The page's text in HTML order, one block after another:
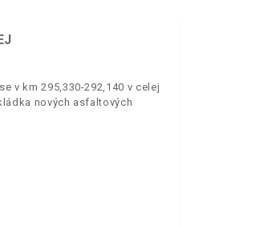
v km 295,330-292,140 v celej
nových asfaltových